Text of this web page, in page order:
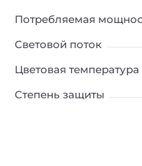
Потребляемая
Световой поток
Цветовая температура
Степень защиты